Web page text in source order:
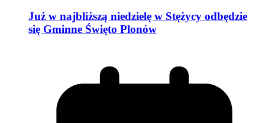
Już w najbliższą niedzielę w Stężycy odbędzie
się Gminne Święto Plonów